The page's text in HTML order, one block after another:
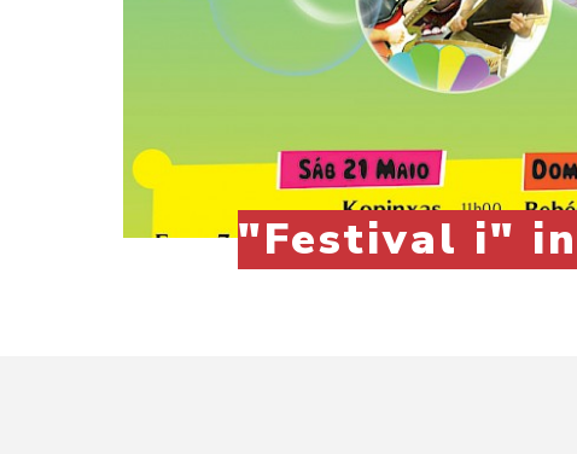
"Festival i"